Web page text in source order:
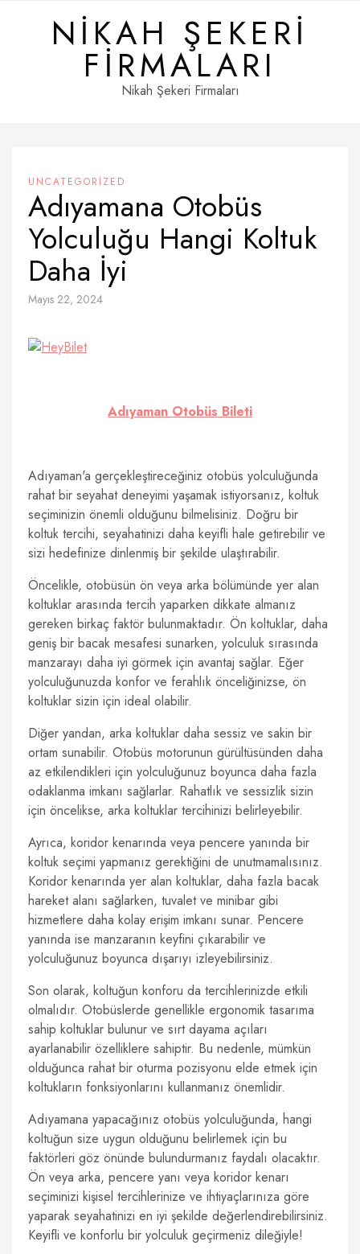
NIKAH ŞEKERI
FIRMALARI
Nikah Şekeri Firmaları
UNCATEGORIZED
Adıyamana Otobüs
Yolculuğu Hangi Koltuk
Daha İyi
Mayıs 22, 2024
Adıyaman Otobüs Bileti
Adıyaman'a gerçekleştireceğiniz otobüs yolculuğunda
rahat bir seyahat deneyimi yaşamak istiyorsanız, koltuk
seçiminizin önemli olduğunu bilmelisiniz. Doğru bir
koltuk tercihi, seyahatinizi daha keyifli hale getirebilir ve
sizi hedefinize dinlenmiş bir şekilde ulaştırabilir.
Öncelikle, otobüsün ön veya arka bölümünde yer alan
koltuklar arasında tercih yaparken dikkate almanız
gereken birkaç faktör bulunmaktadır. Ön koltuklar, daha
geniş bir bacak mesafesi sunarken, yolculuk sırasında
manzarayı daha iyi görmek için avantaj sağlar. Eğer
yolculuğunuzda konfor ve ferahlık önceliğinizse, ön
koltuklar sizin için ideal olabilir.
Diğer yandan, arka koltuklar daha sessiz ve sakin bir
ortam sunabilir. Otobüs motorunun gürültüsünden daha
az etkilendikleri için yolculuğunuz boyunca daha fazla
odaklanma imkanı sağlarlar. Rahatlık ve sessizlik sizin
için öncelikse, arka koltuklar tercihinizi belirleyebilir.
Ayrıca, koridor kenarında veya pencere yanında bir
koltuk seçimi yapmanız gerektiğini de unutmamalısınız.
Koridor kenarında yer alan koltuklar, daha fazla bacak
hareket alanı sağlarken, tuvalet ve minibar gibi
hizmetlere daha kolay erişim imkanı sunar. Pencere
yanında ise manzaranın keyfini çıkarabilir ve
yolculuğunuz boyunca dışarıyı izleyebilirsiniz.
Son olarak, koltuğun konforu da tercihlerinizde etkili
olmalıdır. Otobüslerde genellikle ergonomik tasarıma
sahip koltuklar bulunur ve sırt dayama açıları
ayarlanabilir özelliklere sahiptir. Bu nedenle, mümkün
olduğunca rahat bir oturma pozisyonu elde etmek için
koltukların fonksiyonlarını kullanmanız önemlidir.
Adıyamana yapacağınız otobüs yolculuğunda, hangi
koltuğun size uygun olduğunu belirlemek için bu
faktörleri göz önünde bulundurmanız faydalı olacaktır.
Ön veya arka, pencere yanı veya koridor kenarı
seçiminizi kişisel tercihlerinize ve ihtiyaçlarınıza göre
yaparak seyahatinizi en iyi şekilde değerlendirebilirsiniz.
Keyifli ve konforlu bir yolculuk geçirmeniz dileğiyle!